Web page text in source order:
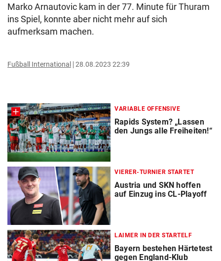
Marko Arnautovic kam in der 77. Minute für Thuram
ins Spiel, konnte aber nicht mehr auf sich
aufmerksam machen.
Fußball International 28.08.2023 22:39
VARIABLE OFFENSIVE
Rapids System? „Lassen
den Jungs alle Freiheiten!“
VIERER-TURNIER STARTET
Austria und SKN hoffen
auf Einzug ins CL-Playoff
LAIMER IN DER STARTELF
Bayern bestehen Härtetest
gegen England-Klub